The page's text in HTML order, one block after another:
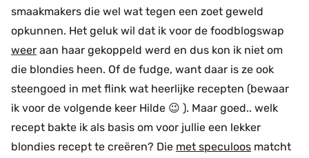
smaakmakers die wel wat tegen een zoet geweld
opkunnen. Het geluk wil dat ik voor de foodblogswap
weer aan haar gekoppeld werd en dus kon ik niet om
die blondies heen. Of de fudge, want daar is ze ook
steengoed in met flink wat heerlijke recepten (bewaar
ik voor de volgende keer Hilde 😉 ). Maar goed.. welk
recept bakte ik als basis om voor jullie een lekker
blondies recept te creëren? Die met speculoos matcht